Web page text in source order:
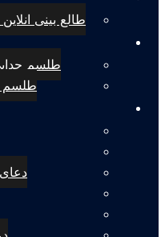
طالع بینی انلاین +
طلسم جدایی
طلسم